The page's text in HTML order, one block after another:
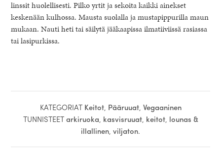
linssit huolellisesti. Pilko yrtit ja sekoita kaikki ainekset
keskenään kulhossa. Mausta suolalla ja mustapippurilla maun
mukaan. Nauti heti tai säilytä jääkaapissa ilmatiiviissä rasiassa
tai lasipurkissa.
KATEGORIAT Keitot, Pääruuat, Vegaaninen
TUNNISTEETarkiruoka, kasvisruuat, keitot, lounas &
illallinen, viljaton.